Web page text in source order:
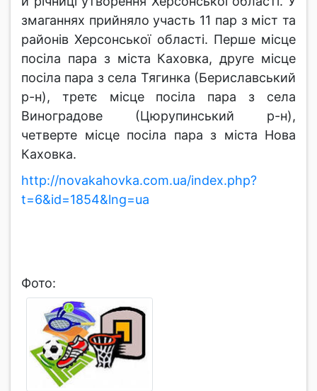
змаганнях прийняло участь 11 пар з міст та
районів Херсонської області. Перше місце
посіла пара з міста Каховка, друге місце
посіла пара з села Тягинка (Бериславський
р-н), третє місце посіла пара з села
Виноградове (Цюрупинський р-н),
четверте місце посіла пара з міста Нова
Каховка.
http://novakahovka.com.ua/index.php?
t=6&id=1854&lng=ua
Фото: